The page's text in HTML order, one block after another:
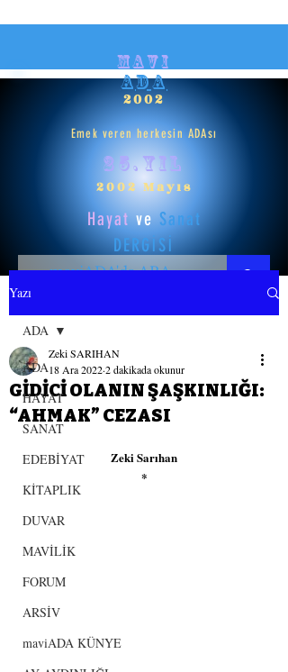
mavi
ADA
2002
Emek veren herkesin ADAsı
25.yıl
2002 Mayıs
HayatveSanat
DERGİSİ
SANAT
GİRİŞ YAP
Yazı
ADA
HAYAT
SANAT
EDEBİYAT
KİTAPLIK
DUVAR
MAVİLİK
FORUM
ARSİV
maviADA KÜNYE
ADA
GİDİCİ OLANIN ŞAŞKINLIĞI:
“AHMAK” CEZASI
Zeki SARIHAN
18 Ara 20222 dakikada okunur
Zeki Sarıhan
*